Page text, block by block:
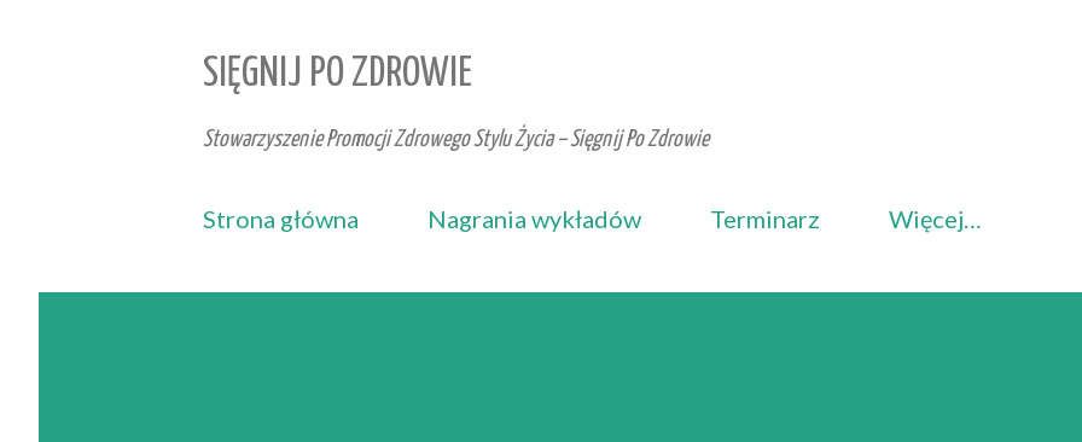
SIĘGNIJ PO ZDROWIE
Stowarzyszenie Promocji Zdrowego Stylu Życia – Sięgnij Po Zdrowie
Strona główna Nagrania wykładów Terminarz Więcej…